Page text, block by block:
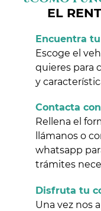
EL
Encuentra
Escoge el
quieres para
y
Contacta
Rellena el
llámanos o
whatsapp
trámites
Disfruta tu
Una vez nos